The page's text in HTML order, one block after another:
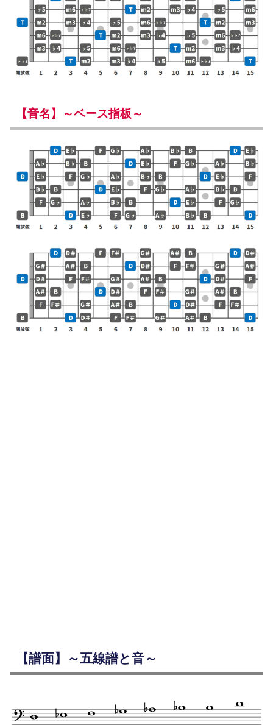
【音名】～ベース指板～
【譜面】～五線譜と音～